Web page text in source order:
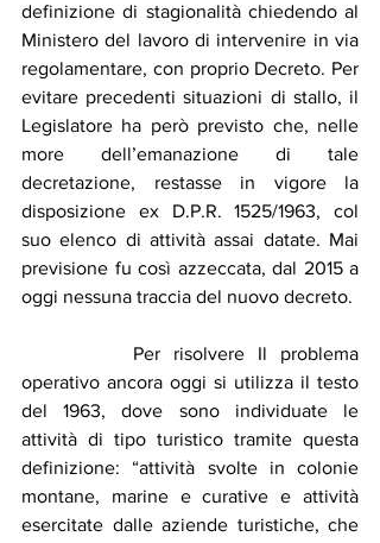
definizione di stagionalità chiedendo al
Ministero del lavoro di intervenire in via
regolamentare, con proprio Decreto. Per
evitare precedenti situazioni di stallo, il
Legislatore ha però previsto che, nelle
more dell’emanazione di tale
decretazione, restasse in vigore la
disposizione ex D.P.R. 1525/1963, col
suo elenco di attività assai datate. Mai
previsione fu così azzeccata, dal 2015 a
oggi nessuna traccia del nuovo decreto.
operativo ancora oggi si utilizza il testo
del 1963, dove sono individuate le
attività di tipo turistico tramite questa
definizione: “attività svolte in colonie
montane, marine e curative e attività
esercitate dalle aziende turistiche, che